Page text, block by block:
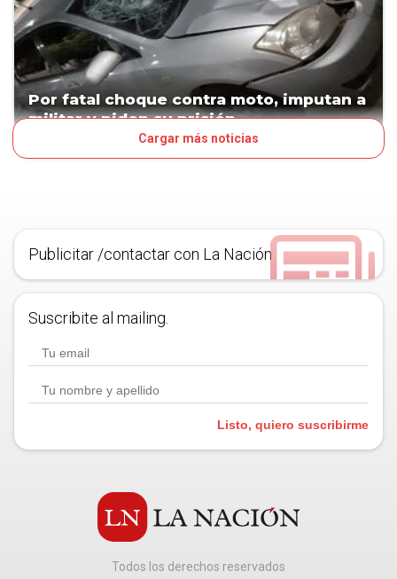
Por fatal choque contra moto, imputan a
militar y piden su prisión
Cargar más noticias
Publicitar /contactar con La Nación
Suscribite al mailing.
Listo, quiero suscribirme
Todos los derechos reservados